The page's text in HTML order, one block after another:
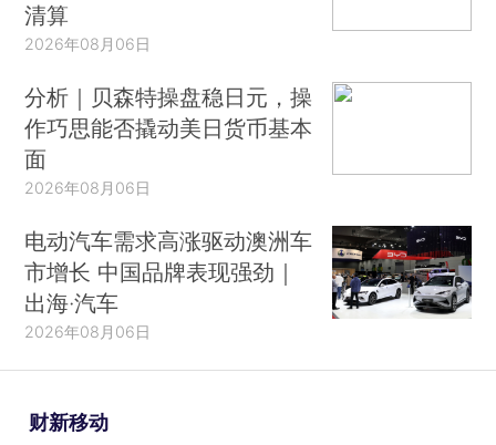
清算
2026年08月06日
分析｜贝森特操盘稳日元，操
作巧思能否撬动美日货币基本
面
2026年08月06日
电动汽车需求高涨驱动澳洲车
市增长 中国品牌表现强劲｜
出海·汽车
2026年08月06日
财新移动